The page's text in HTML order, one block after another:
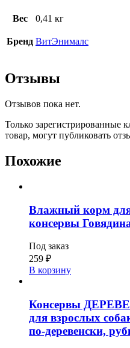
Вес 0,41 кг
Бренд ВитЭнималс
Отзывы
Отзывов пока нет.
Только
товар, могут публиковать
Похожие
Влажный корм
консервы
Под заказ
259 ₽
В корзину
Консервы
для взрослых
по-деревенски,